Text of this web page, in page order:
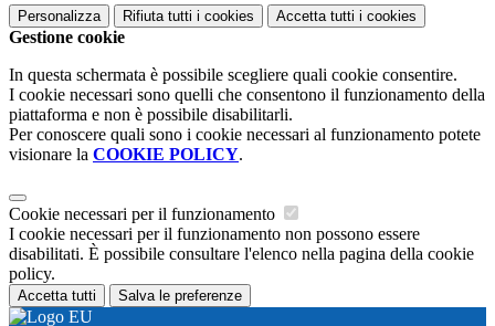
Personalizza Rifiuta tutti i cookies Accetta tutti i cookies
Gestione cookie
In questa schermata è possibile scegliere quali cookie consentire.
I cookie necessari sono quelli che consentono il funzionamento della
piattaforma e non è possibile disabilitarli.
Per conoscere quali sono i cookie necessari al funzionamento potete
visionare la COOKIE POLICY.
Cookie necessari per il funzionamento
I cookie necessari per il funzionamento non possono essere
disabilitati. È possibile consultare l'elenco nella pagina della cookie
policy.
Accetta tutti Salva le preferenze